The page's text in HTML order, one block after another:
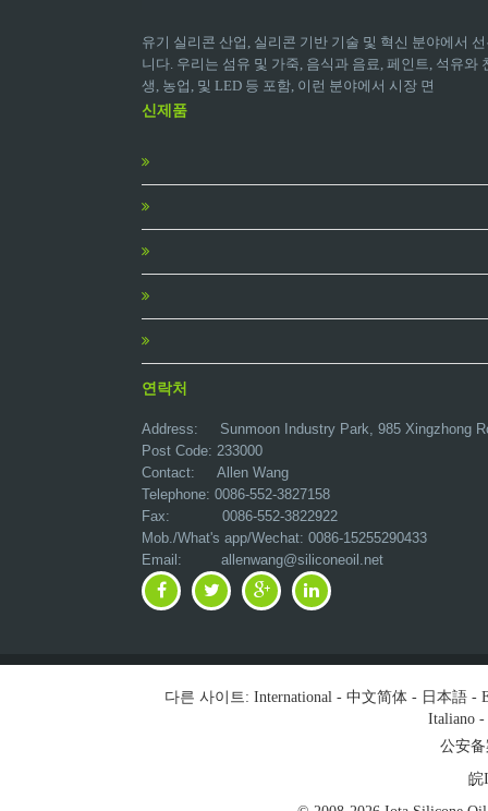
유기 실리콘 산업, 실리콘 기반 기술 및 혁신 분야에서
니다. 우리는 섬유 및 가죽, 음식과 음료, 페인트, 석유
생, 농업, 및 LED 등 포함, 이런 분야에서 시장 면
신제품
연락처
Address: Sunmoon Industry Park, 985 Xingzhong
Post Code: 233000
Contact: Allen Wang
Telephone: 0086-552-3827158
Fax: 0086-552-3822922
Mob./What's app/Wechat: 0086-15255290433
Email: allenwang@siliconeoil.net
다른 사이트: International- 中文简体- 日本語-
Italiano-
公安备
皖